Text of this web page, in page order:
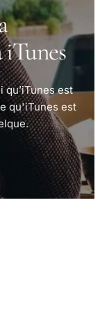
qu’iTunes est
qu'iTunes est